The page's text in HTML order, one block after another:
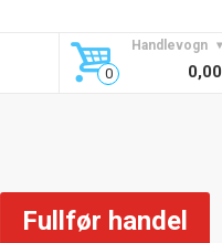
Handlevogn
0,00
Fullfør handel